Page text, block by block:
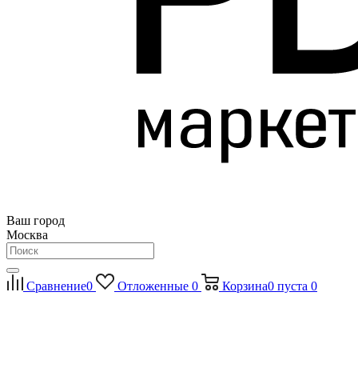
Ваш город
Москва
Сравнение0 Отложенные 0 Корзина0 пуста 0